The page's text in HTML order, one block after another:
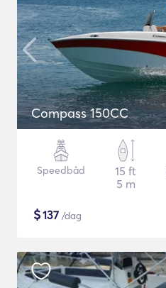
Compass 150CC
Speedbåd
15 ft
5 m
$137 /dag